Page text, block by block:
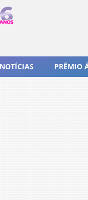
NOTÍCIAS PRÊMIO